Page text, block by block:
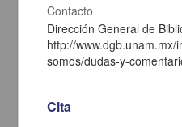
Contacto
Dirección General de
http://www.dgb.unam.mx/
somos/dudas-y-
Cita